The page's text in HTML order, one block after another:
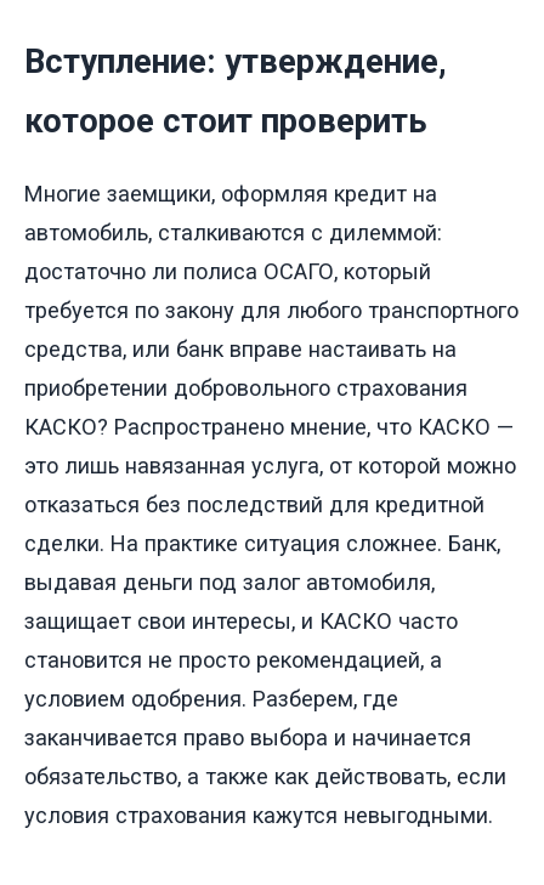
Вступление: утверждение,
которое стоит проверить
Многие заемщики, оформляя кредит на
автомобиль, сталкиваются с дилеммой:
достаточно ли полиса ОСАГО, который
требуется по закону для любого транспортного
средства, или банк вправе настаивать на
приобретении добровольного страхования
КАСКО? Распространено мнение, что КАСКО —
это лишь навязанная услуга, от которой можно
отказаться без последствий для кредитной
сделки. На практике ситуация сложнее. Банк,
выдавая деньги под залог автомобиля,
защищает свои интересы, и КАСКО часто
становится не просто рекомендацией, а
условием одобрения. Разберем, где
заканчивается право выбора и начинается
обязательство, а также как действовать, если
условия страхования кажутся невыгодными.